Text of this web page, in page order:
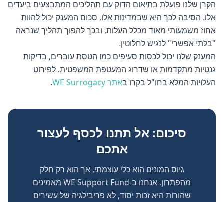
הקרן שלנו פועלת בתיאום הדוק עם תהליכים המתבצעים ביעדים
אלו. הסיבה לכך היא שבמדינות אלו, סכום המענק יכול להוות
אחוז משמעותי מאוד מכלל העלות, ובכך להפוך תהליך שנראה
"בלתי אפשרי" לנגיש לחלוטין.
המענק שלנו יכול לכסות סעיפים כמו הטסת עוברים, בדיקות
גנטיות מתקדמות או שדרוג המעטפת המשפטית. לפירוט
העלויות המלא בחו"ל בקרו באתר WE Surrogacy .
סיכום: אל תתנו לכסף לעצור
אתכם
גיוס המונים הוא כלי עוצמתי, אך הוא רק חלק
מהפתרון. אנחנו ב-WE Support Fund מאמינים
שהורות היא זכות יסוד, לא פריבילגיה של עשירים